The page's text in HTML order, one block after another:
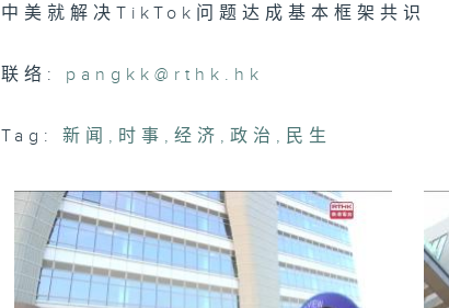
中美就解决TikTok问题达成基本框架共识
联络: pangkk@rthk.hk
Tag: 新闻 , 时事 ,经济 ,政治 , 民生